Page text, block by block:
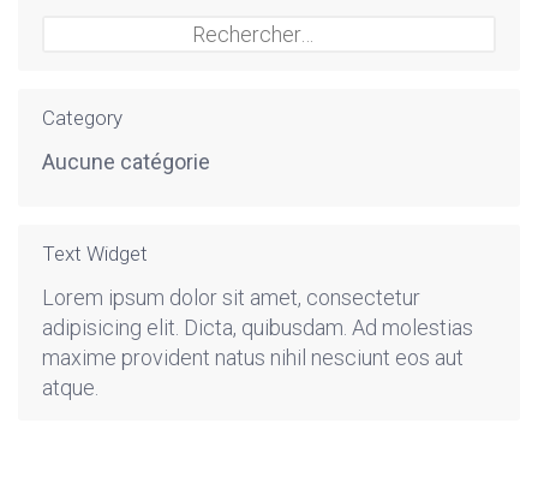
Category
Aucune catégorie
Text Widget
Lorem ipsum dolor sit amet, consectetur
adipisicing elit. Dicta, quibusdam. Ad molestias
maxime provident natus nihil nesciunt eos aut
atque.